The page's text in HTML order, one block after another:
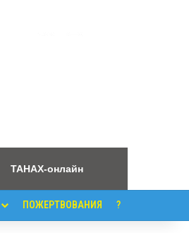
ТАНАХ-онлайн
ПОЖЕРТВОВАНИЯ ?